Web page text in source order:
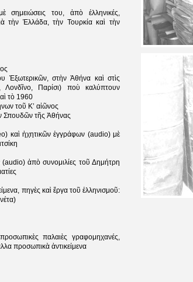
σημειώσεις του, ἀπὸ ἑλληνικές,
τὴν Ἑλλάδα, τὴν Τουρκία καὶ τὴν
Ἐξωτερικῶν, στὴν Ἀθήνα καὶ στὶς
Λονδῖνο, Παρίσι) ποὺ καλύπτουν
τὸ 1960
τοῦ Κ’ αἰῶνος
Σπουδῶν τῆς Ἀθήνας
καὶ ἠχητικῶν ἐγγράφων (audio) μὲ
(audio) ἀπὸ συνομιλίες τοῦ Δημήτρη
πηγὲς καὶ ἔργα τοῦ ἑλληνισμοῦ:
παλαιὲς γραφομηχανές,
προσωπικὰ ἀντικείμενα